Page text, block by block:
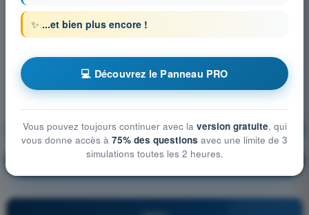
Navigation générale S'entraîner !
Explication de la question
✨ ...et bien plus encore !
💻 Découvrez le Panneau PRO
Vous pouvez toujours continuer avec la version gratuite, qui
vous donne accès à 75% des questions avec une limite de 3
simulations toutes les 2 heures.